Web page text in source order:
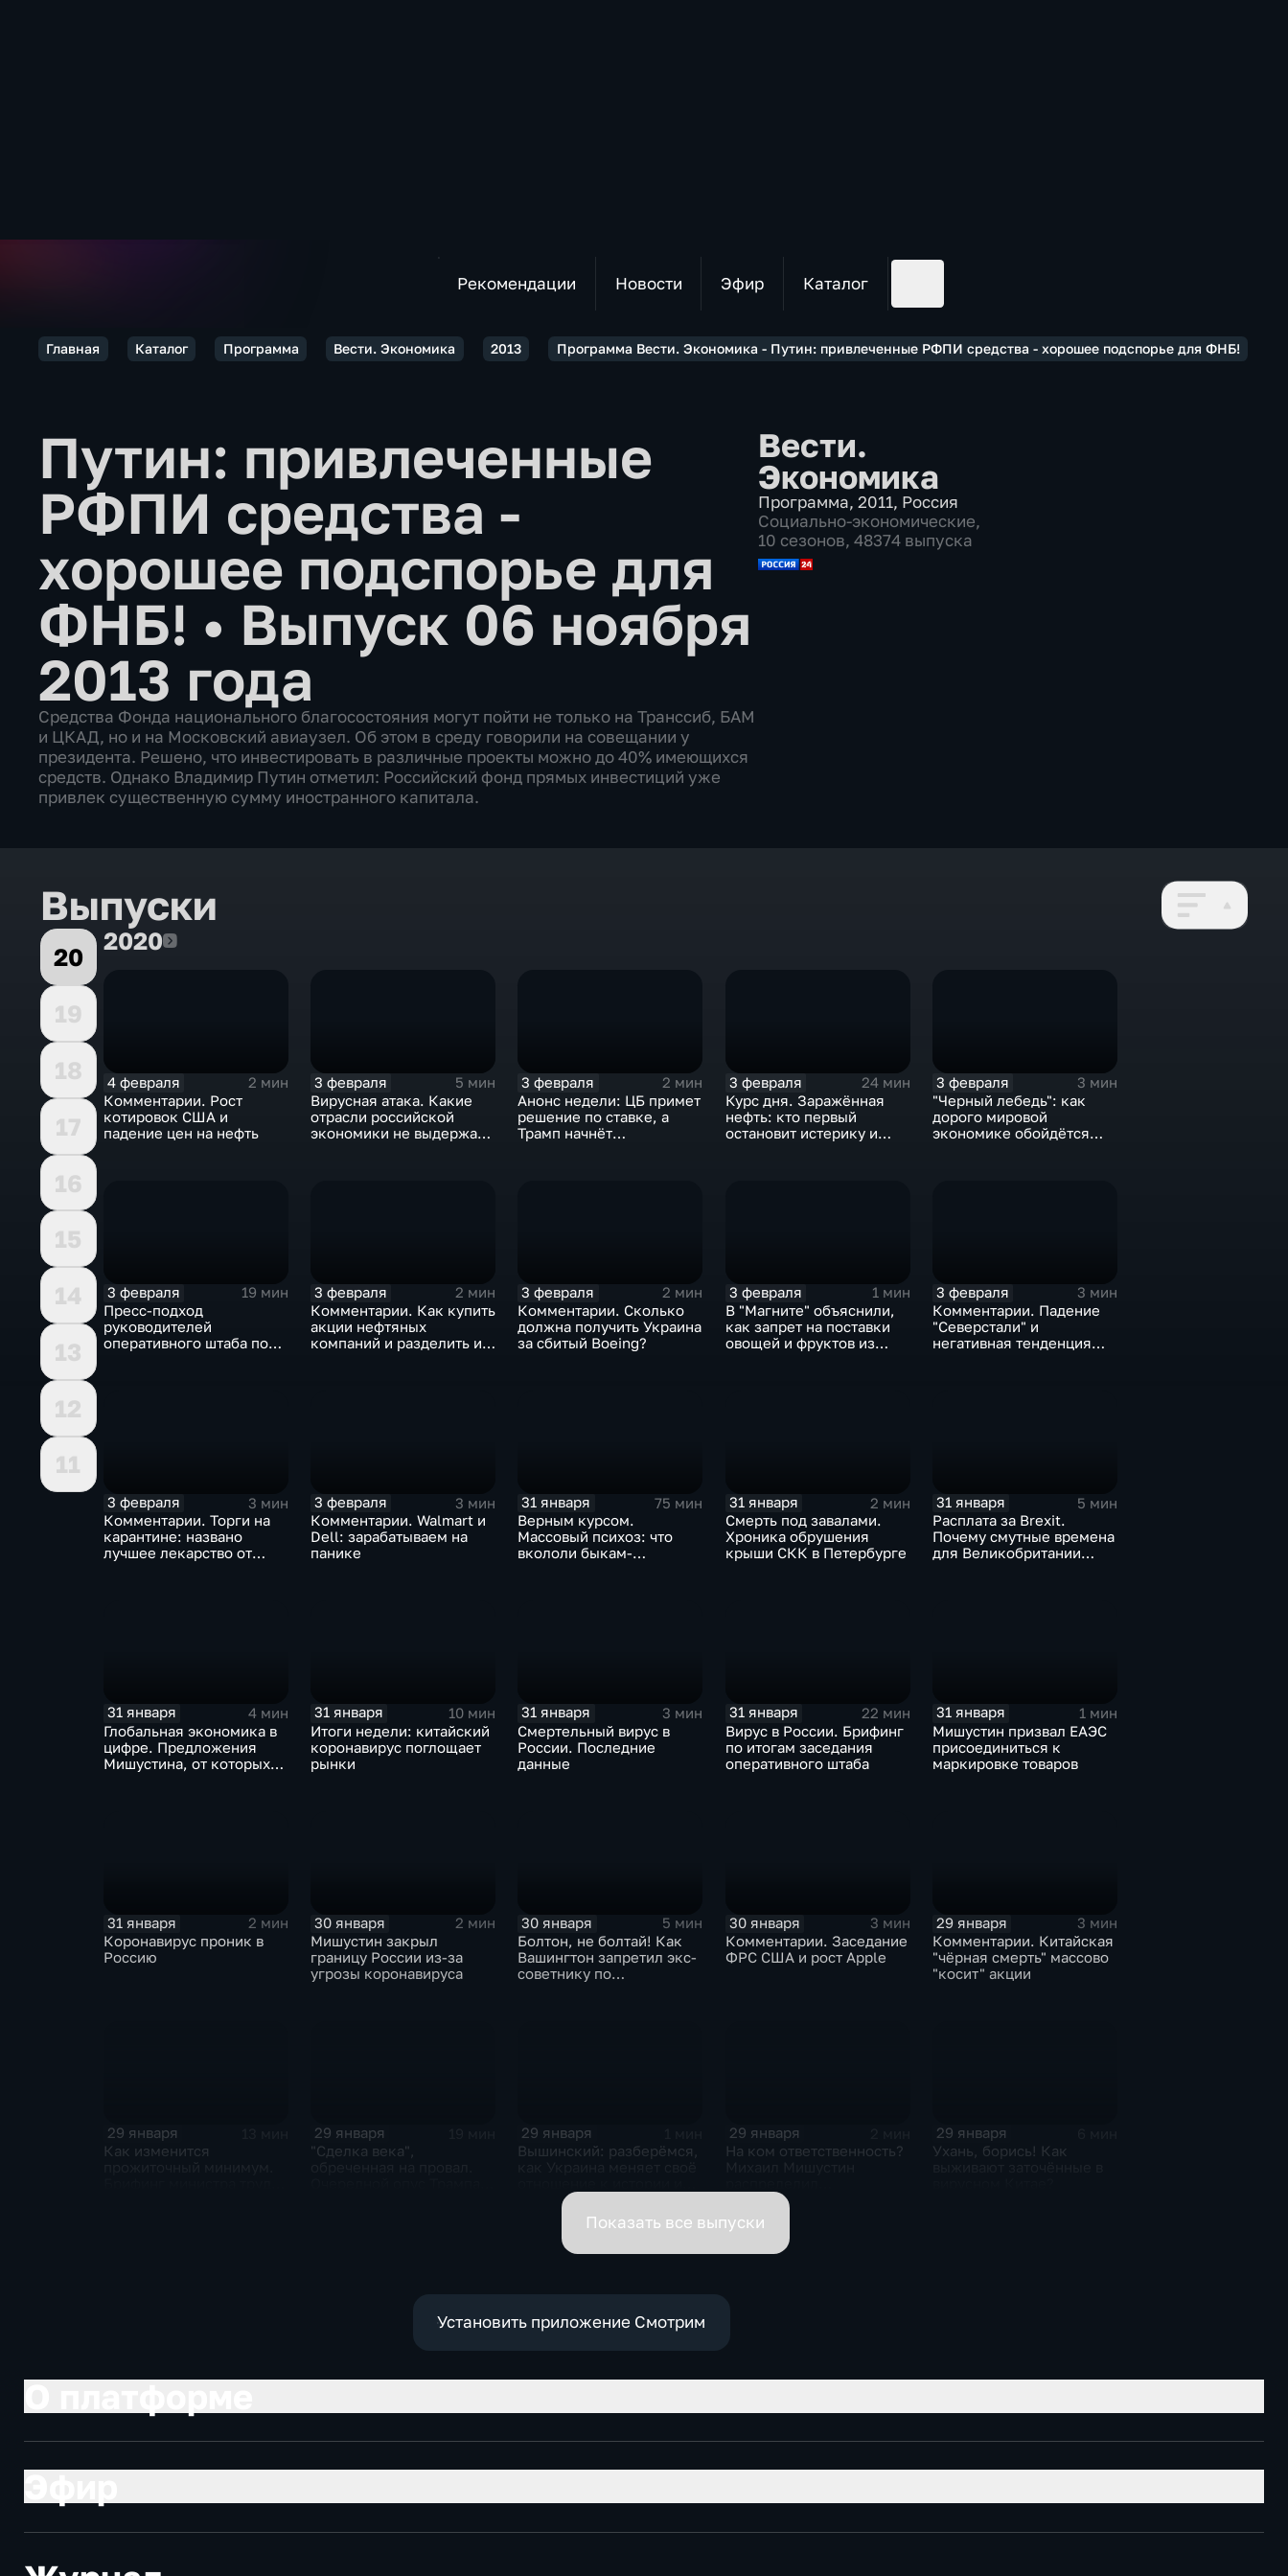
Рекомендации Новости Эфир Каталог
Главная Каталог Программа Вести. Экономика 2013 Программа Вести. Экономика - Путин: привлеченные РФПИ средства - хорошее подспорье для ФНБ!
Путин: привлеченные
РФПИ средства -
хорошее подспорье для
ФНБ! • Выпуск 06 ноября
2013 года
Средства Фонда национального благосостояния могут пойти не только на Транссиб, БАМ
и ЦКАД, но и на Московский авиаузел. Об этом в среду говорили на совещании у
президента. Решено, что инвестировать в различные проекты можно до 40% имеющихся
средств. Однако Владимир Путин отметил: Российский фонд прямых инвестиций уже
привлек существенную сумму иностранного капитала.
Вести.
Экономика
Программа, 2011, Россия
Социально-экономические,
10 сезонов, 48374 выпуска
Выпуски
20
19
18
17
16
15
14
13
12
11
20202020
4 февраля
2 мин
Комментарии. Рост
котировок США и
падение цен на нефть
3 февраля
5 мин
Вирусная атака. Какие
отрасли российской
экономики не выдержат
3 февраля
2 мин
Анонс недели: ЦБ примет
решение по ставке, а
Трамп начнёт
3 февраля
24 мин
Курс дня. Заражённая
нефть: кто первый
остановит истерику и
3 февраля
3 мин
"Черный лебедь": как
дорого мировой
экономике обойдётся
3 февраля
19 мин
Пресс-подход
руководителей
оперативного штаба по
3 февраля
2 мин
Комментарии. Как купить
акции нефтяных
компаний и разделить их
3 февраля
2 мин
Комментарии. Сколько
должна получить Украина
за сбитый Boeing?
3 февраля
1 мин
В "Магните" объяснили,
как запрет на поставки
овощей и фруктов из
3 февраля
3 мин
Комментарии. Падение
"Северстали" и
негативная тенденция
3 февраля
3 мин
Комментарии. Торги на
карантине: названо
лучшее лекарство от
3 февраля
3 мин
Комментарии. Walmart и
Dell: зарабатываем на
панике
31 января
75 мин
Верным курсом.
Массовый психоз: что
вкололи быкам-
31 января
2 мин
Смерть под завалами.
Хроника обрушения
крыши СКК в Петербурге
31 января
5 мин
Расплата за Brexit.
Почему смутные времена
для Великобритании
31 января
4 мин
Глобальная экономика в
цифре. Предложения
Мишустина, от которых
31 января
10 мин
Итоги недели: китайский
коронавирус поглощает
рынки
31 января
3 мин
Смертельный вирус в
России. Последние
данные
31 января
22 мин
Вирус в России. Брифинг
по итогам заседания
оперативного штаба
31 января
1 мин
Мишустин призвал ЕАЭС
присоединиться к
маркировке товаров
31 января
2 мин
Коронавирус проник в
Россию
30 января
2 мин
Мишустин закрыл
границу России из-за
угрозы коронавируса
30 января
5 мин
Болтон, не болтай! Как
Вашингтон запретил экс-
советнику по
30 января
3 мин
Комментарии. Заседание
ФРС США и рост Apple
29 января
3 мин
Комментарии. Китайская
"чёрная смерть" массово
"косит" акции
29 января
Как изменится
29 января
"Сделка века",
29 января
Вышинский: разберёмся,
почему
29 января
На ком ответственность?
обязанности вице-
премьеров
29 января
Ухань, борись! Как
Показать все выпуски
Установить приложение Смотрим